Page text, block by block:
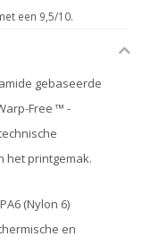
een 9,5/10.
gebaseerde
Free ™ -
het printgemak.
(Nylon 6)
en